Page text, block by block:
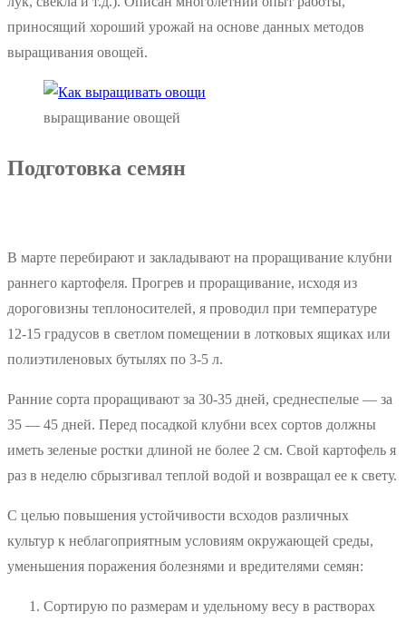
приносящий хороший урожай на основе данных методов
выращивания овощей.
выращивание овощей
Подготовка семян
В марте перебирают и закладывают на проращивание клубни
раннего картофеля. Прогрев и проращивание, исходя из
дороговизны теплоносителей, я проводил при температуре
12-15 градусов в светлом помещении в лотковых ящиках или
полиэтиленовых бутылях по 3-5 л.
Ранние сорта проращивают за 30-35 дней, среднеспелые — за
35 — 45 дней. Перед посадкой клубни всех сортов должны
иметь зеленые ростки длиной не более 2 см. Свой картофель я
раз в неделю сбрызгивал теплой водой и возвращал ее к свету.
С целью повышения устойчивости всходов различных
культур к неблагоприятным условиям окружающей среды,
уменьшения поражения болезнями и вредителями семян:
Сортирую по размерам и удельному весу в растворах